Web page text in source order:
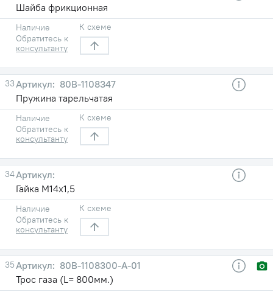
Шайба фрикционная
Наличие
Обратитесь к
консультанту
К схеме
33
80В-1108347
Пружина тарельчатая
Наличие
Обратитесь к
консультанту
К схеме
34
Гайка М14х1,5
Наличие
Обратитесь к
консультанту
К схеме
35
80В-1108300-А-01
Трос газа (L= 800мм.)